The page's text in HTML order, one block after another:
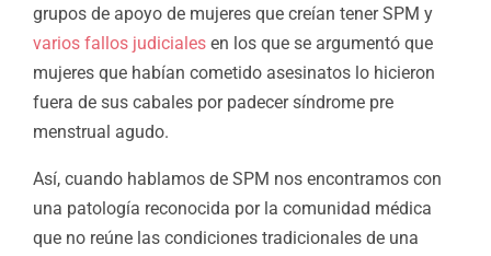
grupos de apoyo de mujeres que creían tener SPM y
varios fallos judiciales en los que se argumentó que
mujeres que habían cometido asesinatos lo hicieron
fuera de sus cabales por padecer síndrome pre
menstrual agudo.
Así, cuando hablamos de SPM nos encontramos con
una patología reconocida por la comunidad médica
que no reúne las condiciones tradicionales de una